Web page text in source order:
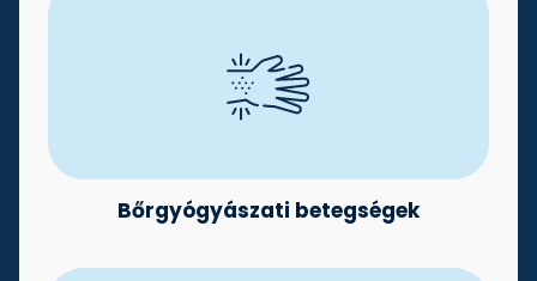
Bőrgyógyászati betegségek